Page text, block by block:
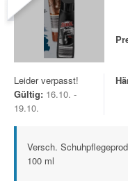
Leider verpasst!
Gültig: 16.10. -
19.10.
Versch.
100 ml